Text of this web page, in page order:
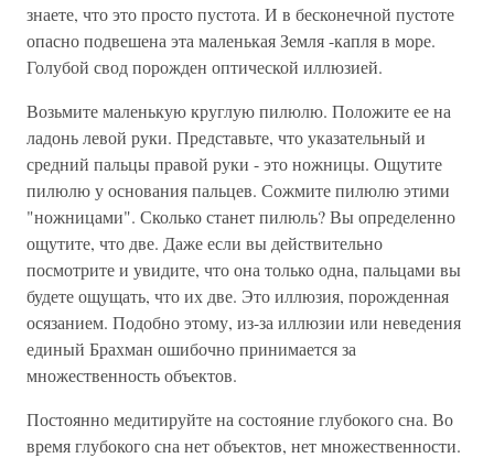
знаете, что это просто пустота. И в бесконечной пустоте
опасно подвешена эта маленькая Земля -капля в море.
Голубой свод порожден оптической иллюзией.
Возьмите маленькую круглую пилюлю. Положите ее на
ладонь левой руки. Представьте, что указательный и
средний пальцы правой руки - это ножницы. Ощутите
пилюлю у основания пальцев. Сожмите пилюлю этими
"ножницами". Сколько станет пилюль? Вы определенно
ощутите, что две. Даже если вы действительно
посмотрите и увидите, что она только одна, пальцами вы
будете ощущать, что их две. Это иллюзия, порожденная
осязанием. Подобно этому, из-за иллюзии или неведения
единый Брахман ошибочно принимается за
множественность объектов.
Постоянно медитируйте на состояние глубокого сна. Во
время глубокого сна нет объектов, нет множественности.